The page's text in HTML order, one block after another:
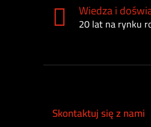
Wiedza i
20 lat na rynku
Skontaktuj się z nami